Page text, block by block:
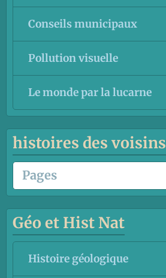
Conseils municipaux
Pollution visuelle
Le monde par la lucarne
histoires des voisins
Géo et Hist Nat
Histoire géologique